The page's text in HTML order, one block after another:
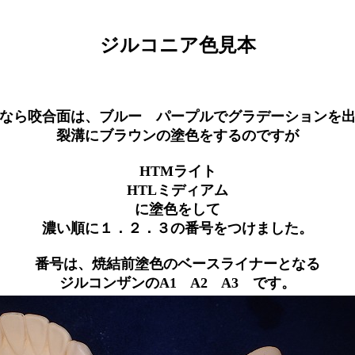
ジルコニア色見本
ら咬合面は、ブルー パープルでグラデーションを
裂溝にブラウンの塗色をするのですが
HTMライト
HTLミディアム
に塗色をして
濃い順に１．２．３の番号をつけました。
番号は、焼結前塗色のベースライナーとなる
ジルコンザンのA1 A2 A3 です。